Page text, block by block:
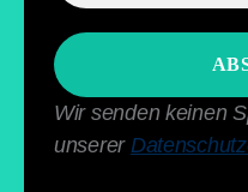
Wir senden keinen
unserer